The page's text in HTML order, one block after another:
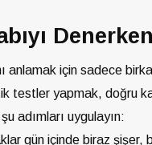
anlamak için sadece
testler yapmak, doğru
adımları uygulayın:
gün içinde biraz